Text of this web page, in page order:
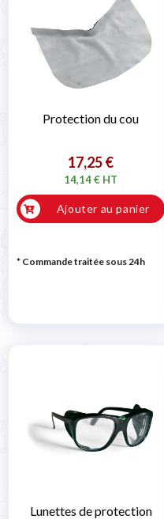
Protection du cou
17,25 €
14,14 € HT
Ajouter au panier
* Commande traitée sous 24h
Lunettes de protection